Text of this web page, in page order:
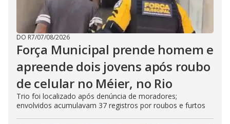
DO R7/07/08/2026
Força Municipal prende homem e
apreende dois jovens após roubo
de celular no Méier, no Rio
Trio foi localizado após denúncia de moradores;
envolvidos acumulavam 37 registros por roubos e furtos